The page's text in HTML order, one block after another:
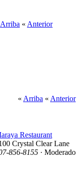
Arriba « Anterior
« Arriba « Anterior
Restaurant
Crystal Clear Lane
856-8155 · Moderado